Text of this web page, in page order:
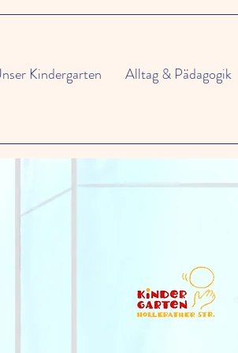
Kindergarten Alltag & Pädagogik